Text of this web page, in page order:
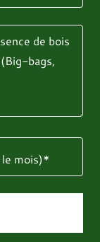
le mois)*